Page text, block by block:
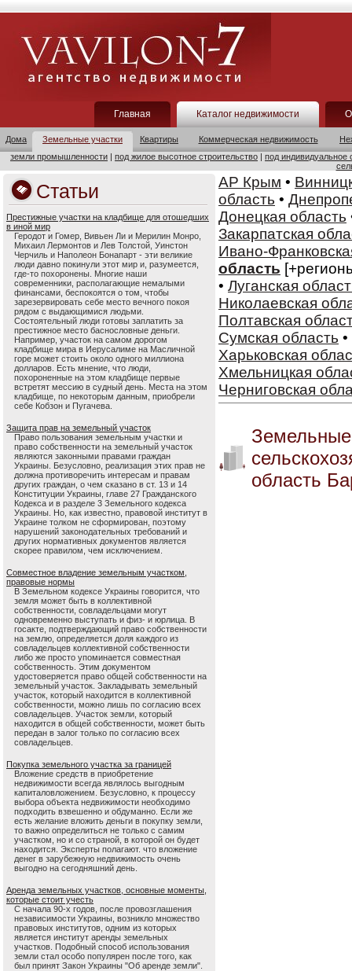
Главная Каталог недвижимости
Дома Земельные участки Квартиры Коммерческая недвижимость
земли промышленности | под жилое высотное строительство | под индивидуальное
Статьи
Престижные участки на кладбище для отошедших
в иной мир
Геродот и Гомер, Вивьен Ли и Мерилин Монро,
Михаил Лермонтов и Лев Толстой, Уинстон
Черчиль и Наполеон Бонапарт - эти великие
люди давно покинули этот мир и, разумеется,
где-то похоронены. Многие наши
современники, располагающие немалыми
финансами, беспокоятся о том, чтобы
зарезервировать себе место вечного покоя
рядом с выдающимися людьми.
Состоятельный люди готовы заплатить за
престижное место баснословные деньги.
Например, участок на самом дорогом
кладбище мира в Иерусалиме на Масличной
горе может стоить около одного миллиона
долларов. Есть мнение, что люди,
похороненные на этом кладбище первые
встретят мессию в судный день. Места на этом
кладбище, по некоторым данным, приобрели
себе Кобзон и Пугачева.
Защита прав на земельный участок
Право пользования земельным участки и
право собственности на земельный участок
являются законными правами граждан
Украины. Безусловно, реализация этих прав не
должна противоречить интересам и правам
других граждан, о чем сказано в ст. 13 и 14
Конституции Украины, главе 27 Гражданского
Кодекса и в разделе 3 Земельного кодекса
Украины. Но, как известно, правовой институт в
Украине толком не сформирован, поэтому
нарушений законодательных требований и
других нормативных документов является
скорее правилом, чем исключением.
Совместное владение земельным участком,
правовые нормы
В Земельном кодексе Украины говорится, что
земля может быть в коллективной
собственности, совладельцами могут
одновременно выступать и физ- и юрлица. В
госакте, подтверждающий право собственности
на землю, определяется доля каждого из
совладельцев коллективной собственности
либо же просто упоминается совместная
собственность. Этим документом
удостоверяется право общей собственности на
земельный участок. Закладывать земельный
участок, который находится в коллективной
собственности, можно лишь по согласию всех
совладельцев. Участок земли, который
находится в общей собственности, может быть
передан в залог только по согласию всех
совладельцев.
Покупка земельного участка за границей
Вложение средств в приобретение
недвижимости всегда являлось выгодным
капиталовложением. Безусловно, к процессу
выбора объекта недвижимости необходимо
подходить взвешенно и обдуманно. Если же
есть желание вложить деньги в покупку земли,
то важно определиться не только с самим
участком, но и со страной, в которой он будет
находится. Эксперты полагают. что вложение
денег в зарубежную недвижимость очень
выгодно на сегодняшний день.
Аренда земельных участков, основные моменты,
которые стоит учесть
С начала 90-х годов, после провозглашения
независимости Украины, возникло множество
правовых институтов, одним из которых
является институт аренды земельных
участков. Подобный способ использования
земли стал особо популярен после того, как
был принят Закон Украины "Об аренде земли".
АР Крым •
область •
Донецкая область
Закарпатская
Ивано-
область
• Луганская
Николаевская
Полтавская
Сумская область •
Харьковская
Хмельницкая
Черниговская
Земельные
область